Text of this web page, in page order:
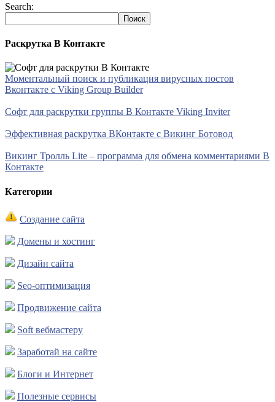
Search:
Раскрутка В Контакте
Моментальный поиск и публикация вирусных постов
Вконтакте с Viking Group Builder
Софт для раскрутки группы В Контакте Viking Inviter
Эффективная раскрутка ВКонтакте с Викинг Ботовод
Викинг Тролль Lite – программа для обмена комментариями В
Контакте
Категории
Создание сайта
Домены и хостинг
Дизайн сайта
Seo-оптимизация
Продвижение сайта
Soft вебмастеру
Заработай на сайте
Блоги и Интернет
Полезные сервисы